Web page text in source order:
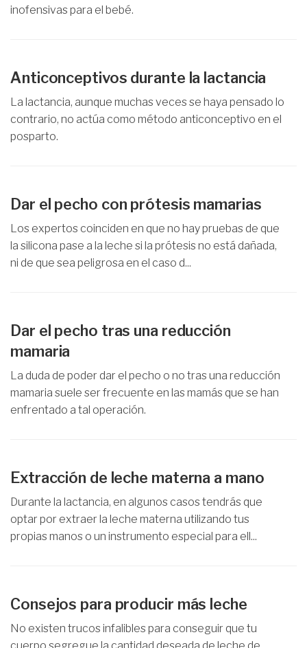
inofensivas para el bebé.
Anticonceptivos durante la lactancia
La lactancia, aunque muchas veces se haya pensado lo
contrario, no actúa como método anticonceptivo en el
posparto.
Dar el pecho con prótesis mamarias
Los expertos coinciden en que no hay pruebas de que
la silicona pase a la leche si la prótesis no está dañada,
ni de que sea peligrosa en el caso d...
Dar el pecho tras una reducción
mamaria
La duda de poder dar el pecho o no tras una reducción
mamaria suele ser frecuente en las mamás que se han
enfrentado a tal operación.
Extracción de leche materna a mano
Durante la lactancia, en algunos casos tendrás que
optar por extraer la leche materna utilizando tus
propias manos o un instrumento especial para ell...
Consejos para producir más leche
No existen trucos infalibles para conseguir que tu
cuerpo segregue la cantidad deseada de leche de